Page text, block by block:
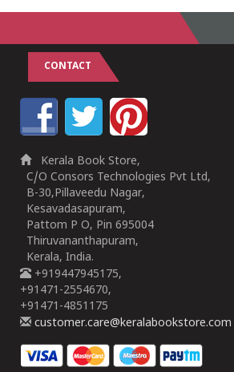
CONTACT
Kerala Book Store,
C/O Consors Technologies Pvt Ltd,
B-30,Pillaveedu Nagar,
Kesavadasapuram,
Pattom P O, Pin 695004
Thiruvananthapuram,
Kerala, India.
+919447945175,
+91471-2554670,
+91471-4851175
customer.care@keralabookstore.com